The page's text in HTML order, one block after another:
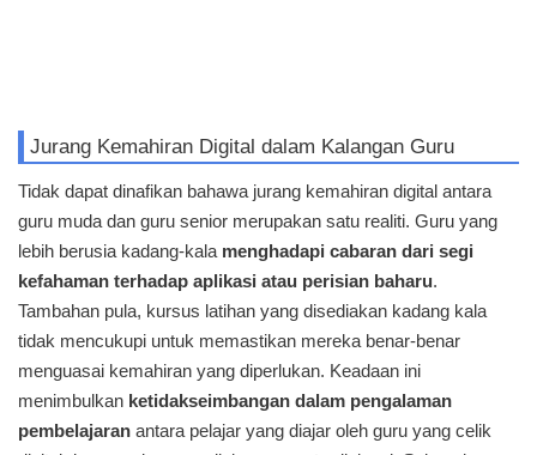
Jurang Kemahiran Digital dalam Kalangan Guru
Tidak dapat dinafikan bahawa jurang kemahiran digital antara
guru muda dan guru senior merupakan satu realiti. Guru yang
lebih berusia kadang-kala menghadapi cabaran dari segi
kefahaman terhadap aplikasi atau perisian baharu.
Tambahan pula, kursus latihan yang disediakan kadang kala
tidak mencukupi untuk memastikan mereka benar-benar
menguasai kemahiran yang diperlukan. Keadaan ini
menimbulkan ketidakseimbangan dalam pengalaman
pembelajaran antara pelajar yang diajar oleh guru yang celik